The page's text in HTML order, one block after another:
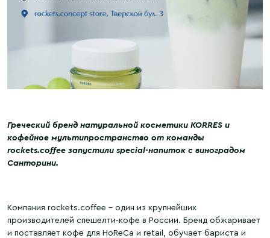
Греческий бренд натуральной косметики KORRES и
кофейное мультипространство от команды
rockets.coffee запустили special-напиток с виноградом
Санторини.
Компания rockets.coffee – один из крупнейших
производителей спешелти-кофе в России. Бренд обжаривает
и поставляет кофе для HoReCa и retail, обучает бариста и